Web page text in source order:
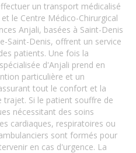
un transport médicalisé
le Centre Médico-Chirurgical
Anjali, basées à Saint-Denis
Saint-Denis, offrent un service
patients. Une fois la
d'Anjali prend en
particulière et un
tout le confort et la
trajet. Si le patient souffre de
nécessitant des soins
cardiaques, respiratoires ou
sont formés pour
en cas d'urgence. La